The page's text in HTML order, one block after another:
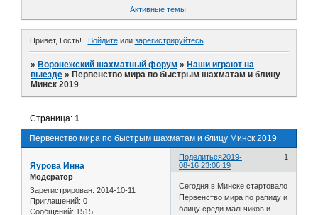
Активные темы
Привет, Гость! Войдитеили зарегистрируйтесь.
»Воронежский шахматный форум »Наши играют на
выезде »Первенство мира по быстрым шахматам и блицу
Минск 2019
Первенство мира по быстрым шахматам и блицу Минск 2019
Страница:1
Поделиться 1
2019-
08-16 23:06:19
Яурова Инна
Модератор
Зарегистрирован: 2014-10-11
Приглашений: 0
Сообщений: 1515
Сегодня в Минске стартовало
Первенство мира по рапиду и
блицу среди мальчиков и